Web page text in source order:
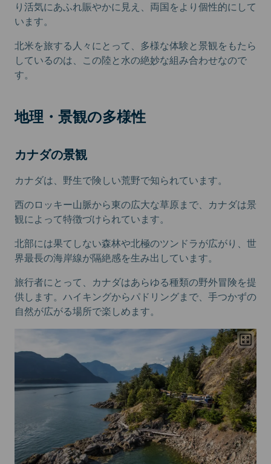
り活気にあふれ賑やかに見え、両国をより個性的にして
います。
北米を旅する人々にとって、多様な体験と景観をもたら
しているのは、この陸と水の絶妙な組み合わせなので
す。
地理・景観の多様性
カナダの景観
カナダは、野生で険しい荒野で知られています。
西のロッキー山脈から東の広大な草原まで、カナダは景
観によって特徴づけられています。
北部には果てしない森林や北極のツンドラが広がり、世
界最長の海岸線が隔絶感を生み出しています。
旅行者にとって、カナダはあらゆる種類の野外冒険を提
供します。ハイキングからパドリングまで、手つかずの
自然が広がる場所で楽しめます。